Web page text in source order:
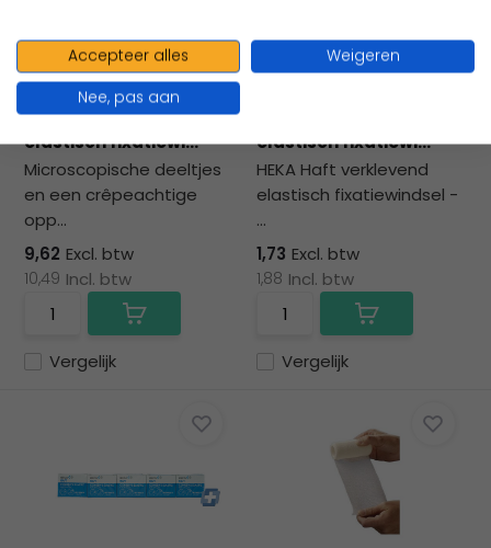
HEKA Haft verklevend
elastisch fixatiewi...
Microscopische deeltjes
en een crêpeachtige
opp...
Vergelijk
9,62 Excl. btw
10,49 Incl. btw
elastisch fixatiewi...
HEKA Haft verklevend
elastisch fixatiewindsel -
...
Vergelijk
1,73 Excl. btw
1,88 Incl. btw
Accepteer alles
Weigeren
Nee, pas aan